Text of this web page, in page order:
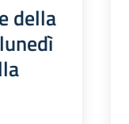
della